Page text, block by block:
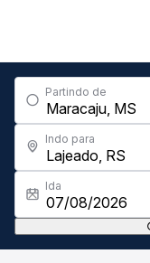
Partindo de
Indo para
Ida